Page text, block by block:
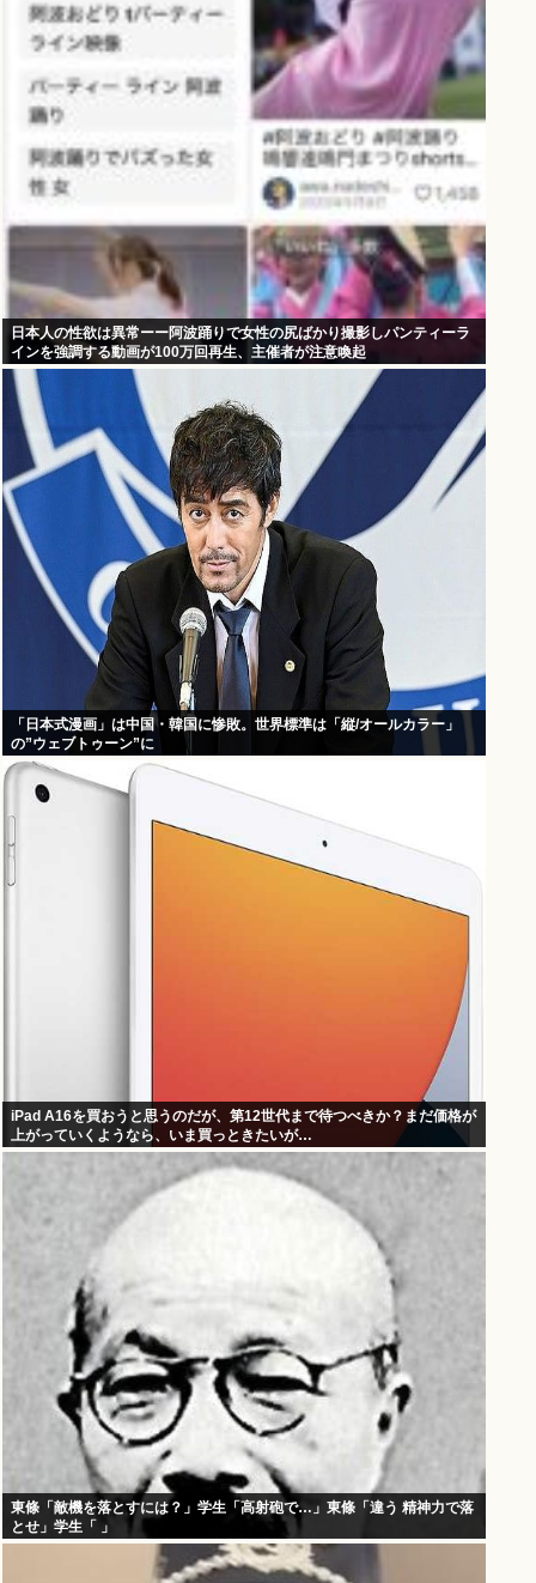
日本人の性欲は異常ーー阿波踊りで女性の尻ばかり撮影しパンティーラ
インを強調する動画が100万回再生、主催者が注意喚起
「日本式漫画」は中国・韓国に惨敗。世界標準は「縦/オールカラー」
の”ウェブトゥーン”に
iPad A16を買おうと思うのだが、第12世代まで待つべきか？まだ価格が
上がっていくようなら、いま買っときたいが…
東條「敵機を落とすには？」学生「高射砲で…」東條「違う 精神力で落
とせ」学生「 」